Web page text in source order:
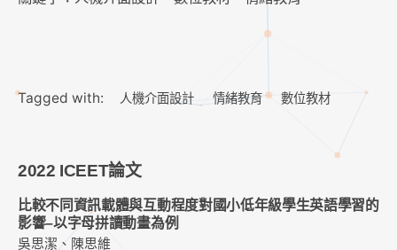
Tagged with: 人機介面設計 情緒教育 數位教材
2022 ICEET論文
比較不同資訊載體與互動程度對國小低年級學生英語學習的
影響–以字母拼讀動畫為例
吳思潔、陳思維